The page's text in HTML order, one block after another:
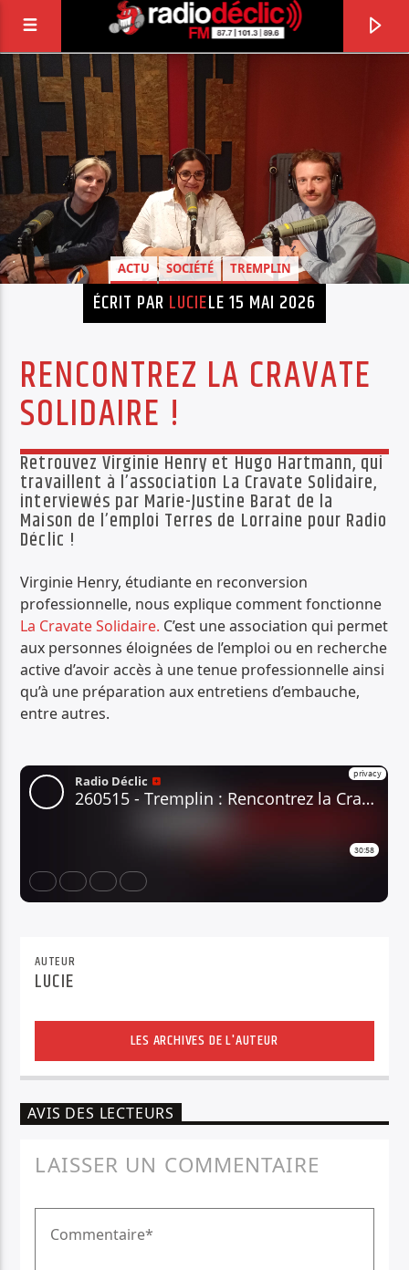
RADIO DÉCLIC
VOTRE RADIO ASSOCIATIVE EN TERRES DE
LORRAINE
PISTE ACTUELLE
THE BEAT GOES ON
LA MUSIQUE BEAT ET AU-DELÀ
Radio Déclic
ACTU SOCIÉTÉ TREMPLIN
ÉCRIT PAR LUCIELE 15 MAI 2026
RENCONTREZ LA CRAVATE
SOLIDAIRE !
Retrouvez Virginie Henry et Hugo Hartmann, qui
travaillent à l’association La Cravate Solidaire,
interviewés par Marie-Justine Barat de la
Maison de l’emploi Terres de Lorraine pour Radio
Déclic !
Virginie Henry, étudiante en reconversion
professionnelle, nous explique comment fonctionne
La Cravate Solidaire. C’est une association qui permet
aux personnes éloignées de l’emploi ou en recherche
active d’avoir accès à une tenue professionnelle ainsi
qu’à une préparation aux entretiens d’embauche,
entre autres.
AUTEUR
LUCIE
LES ARCHIVES DE L'AUTEUR
AVIS DES LECTEURS
LAISSER UN COMMENTAIRE